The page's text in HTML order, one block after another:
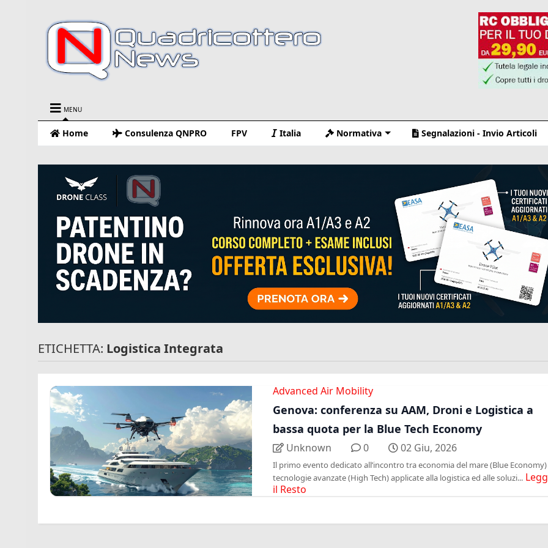
MENU
Home Consulenza QNPRO FPV Italia Normativa Segnalazioni - Invio Articoli
ETICHETTA: Logistica Integrata
Advanced Air Mobility
Genova: conferenza su AAM, Droni e Logistica a
bassa quota per la Blue Tech Economy
Unknown 0 02 Giu, 2026
Il primo evento dedicato all’incontro tra economia del mare (Blue Economy)
tecnologie avanzate (High Tech) applicate alla logistica ed alle soluzi...
il Resto